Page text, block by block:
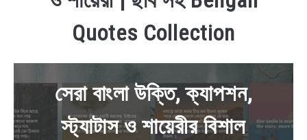
BENGALI WISHES
Quotes Collection
সেরা বাংলা উক্তি, ক্যাপশন,
স্ট্যাটাস ও শায়েরীর বিশাল